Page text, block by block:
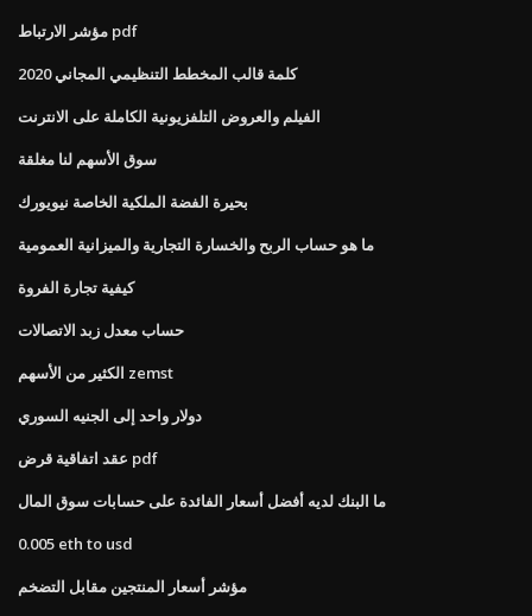
مؤشر الارتباط pdf
كلمة قالب المخطط التنظيمي المجاني 2020
الفيلم والعروض التلفزيونية الكاملة على الانترنت
سوق الأسهم لنا مغلقة
بحيرة الفضة الملكية الخاصة نيويورك
ما هو حساب الربح والخسارة التجارية والميزانية العمومية
كيفية تجارة الفروة
حساب معدل زبد الاتصالات
الكثير من الأسهم zemst
دولار واحد إلى الجنيه السوري
عقد اتفاقية قرض pdf
ما البنك لديه أفضل أسعار الفائدة على حسابات سوق المال
0.005 eth to usd
مؤشر أسعار المنتجين مقابل التضخم